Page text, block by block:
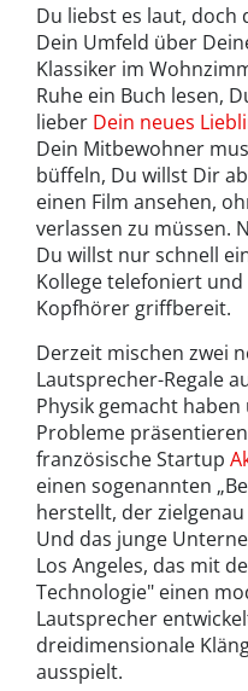
Du liebst es laut, doch
Dein Umfeld über
Klassiker im
Ruhe ein Buch lesen,
lieber Dein neues
Dein Mitbewohner
büffeln, Du willst Dir
einen Film ansehen,
verlassen zu müssen.
Du willst nur schnell
Kollege telefoniert
Kopfhörer griffbereit.
Derzeit mischen zwei
Lautsprecher-Regale
Physik gemacht
Probleme
französische Startup
einen sogenannten
herstellt, der
Und das junge
Los Angeles, das mit
Technologie" einen
Lautsprecher
dreidimensionale
ausspielt.